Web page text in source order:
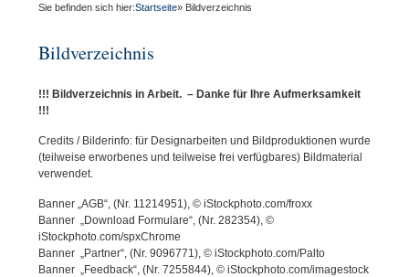
Sie befinden sich hier:Startseite» Bildverzeichnis
Bildverzeichnis
!!! Bildverzeichnis in Arbeit. – Danke für Ihre Aufmerksamkeit
!!!
Credits / Bilderinfo: für Designarbeiten und Bildproduktionen wurde
(teilweise erworbenes und teilweise frei verfügbares) Bildmaterial
verwendet.
Banner „AGB“, (Nr. 11214951), © iStockphoto.com/froxx
Banner „Download Formulare“, (Nr. 282354), ©
iStockphoto.com/spxChrome
Banner „Partner“, (Nr. 9096771), © iStockphoto.com/Palto
Banner „Feedback“, (Nr. 7255844), © iStockphoto.com/imagestock